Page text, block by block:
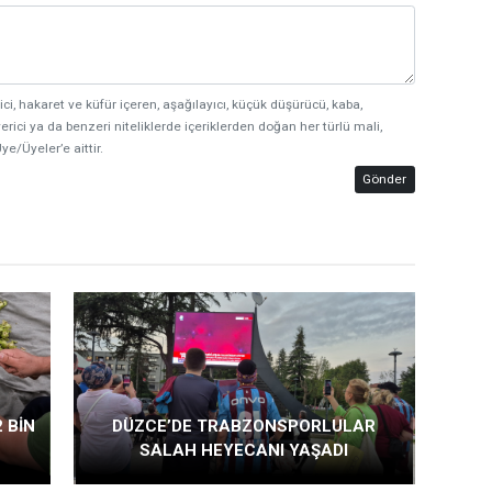
hakaret ve küfür içeren, aşağılayıcı, küçük düşürücü, kaba,
ya da benzeri niteliklerde içeriklerden doğan her türlü mali,
Üyeler’e aittir.
Gönder
BİN
DÜZCE’DE TRABZONSPORLULAR
SALAH HEYECANI YAŞADI